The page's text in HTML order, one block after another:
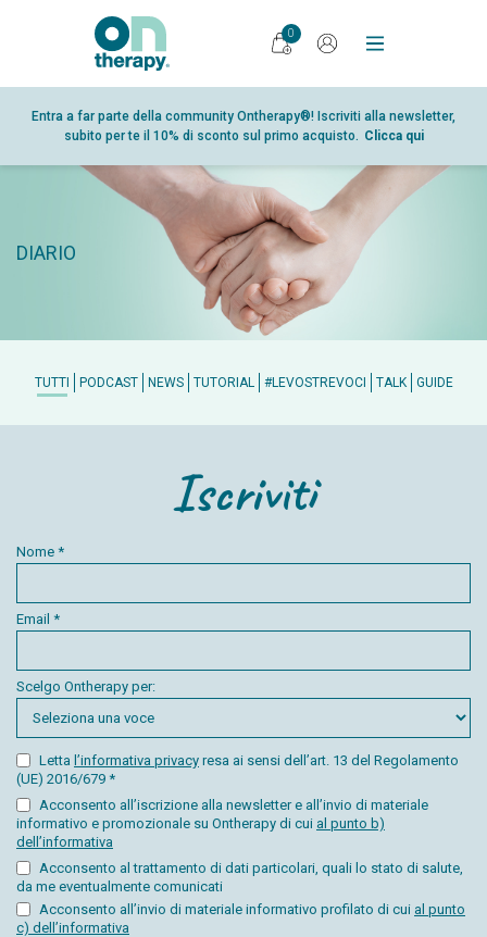
PRODOTTI
DIARIO
RICERCA
PUNTI VENDITA
CONTATTI
0
Entra a far parte della community Ontherapy®! Iscriviti alla newsletter,
subito per te il 10% di sconto sul primo acquisto. Clicca qui
DIARIO
TUTTI PODCAST NEWS TUTORIAL #LEVOSTREVOCI TALK GUIDE
Iscriviti
Nome *
Email *
Scelgo Ontherapy per:
Letta l’informativa privacy resa ai sensi dell’art. 13 del Regolamento
(UE) 2016/679 *
Acconsento all’iscrizione alla newsletter e all’invio di materiale
informativo e promozionale su Ontherapy di cui al punto b)
dell’informativa
Acconsento al trattamento di dati particolari, quali lo stato di salute,
da me eventualmente comunicati
Acconsento all’invio di materiale informativo profilato di cui al punto
c) dell’informativa